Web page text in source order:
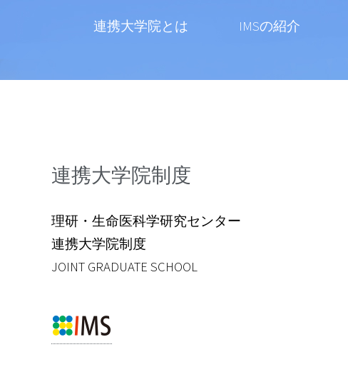
連携大学院とは IMSの紹介
連携大学院制度
理研・生命医科学研究センター
連携大学院制度
JOINT GRADUATE SCHOOL